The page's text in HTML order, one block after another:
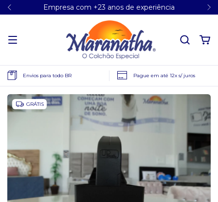
Empresa com +23 anos de experiência
Envios para todo BR Pague em até 12x s/ juros
GRÁTIS